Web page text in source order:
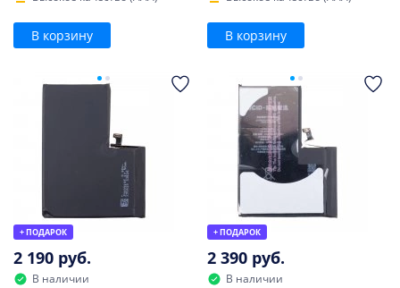
В корзину В корзину
+ ПОДАРОК
2 190 руб.
В наличии
+ ПОДАРОК
2 390 руб.
В наличии